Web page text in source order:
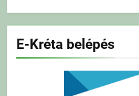
E-Kréta belépés